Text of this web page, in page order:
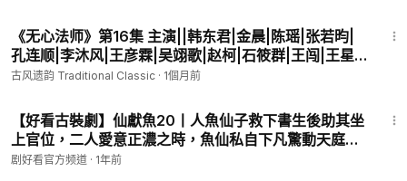
制，林玉芬、高林豹共同执导，徐子沅、肖志瑶、李楠、方羌
羌、尼罗编剧，韩东君、金晨、陈瑶、张若昀、孔连顺、李沐
风、王彦霖、吴翊歌、赵柯、石筱群、王闯、王星瀚、蒋中炜、
珈、尤靖茹、叶恺文、梅寒、陆梅芳、强宇、戴琪华、陆媛媛、
郝文学、郭中友、张诚航、易凝、马湘宜、叶丽娜、罗中强、王
宪法、王红梅、赵改媂、秦雅思等联袂主演的民国玄幻网络剧，
《无心法师》第16集 主演||韩东君|金晨|陈瑶|张若昀|
孔连顺|李沐风|王彦霖|吴翊歌|赵柯|石筱群|王闯|王星
瀚|蒋中炜|王妍苏 原作||尼罗 监制||李国立 导演||林玉
古风遗韵 Traditional Classic · 1個月前
【好看古裝劇】仙獻魚20丨人魚仙子救下書生後助其坐
上官位，二人愛意正濃之時，魚仙私自下凡驚動天庭遭
受天譴#陳小春 #孫菲菲 #全集 #好看
剧好看官方频道 · 1年前